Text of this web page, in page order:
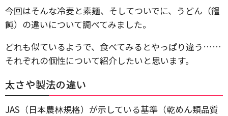
今回はそんな冷麦と素麺、そしてついでに、うどん（饂
飩）の違いについて調べてみました。
どれも似ているようで、食べてみるとやっぱり違う……
それぞれの個性について紹介したいと思います。
太さや製法の違い
JAS（日本農林規格）が示している基準（乾めん類品質